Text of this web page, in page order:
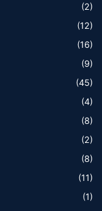
(2)
(12)
(16)
(9)
(45)
(4)
(8)
(2)
(8)
(11)
(1)